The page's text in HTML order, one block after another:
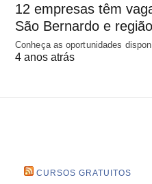
12 empresas têm
São Bernardo e região
Conheça as oportunidades
4 anos atrás
CURSOS GRATUITOS